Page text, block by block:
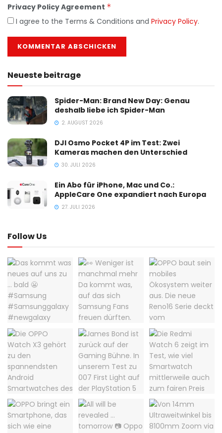
Privacy Policy Agreement *
I agree to the Terms & Conditions and Privacy Policy.
Neueste beitrage
Spider-Man: Brand New Day: Genau
deshalb liebe ich Spider-Man
2. AUGUST 2026
DJI Osmo Pocket 4P im Test: Zwei
Kameras machen den Unterschied
30. JULI 2026
Ein Abo für iPhone, Mac und Co.:
AppleCare One expandiert nach Europa
27. JULI 2026
Follow Us